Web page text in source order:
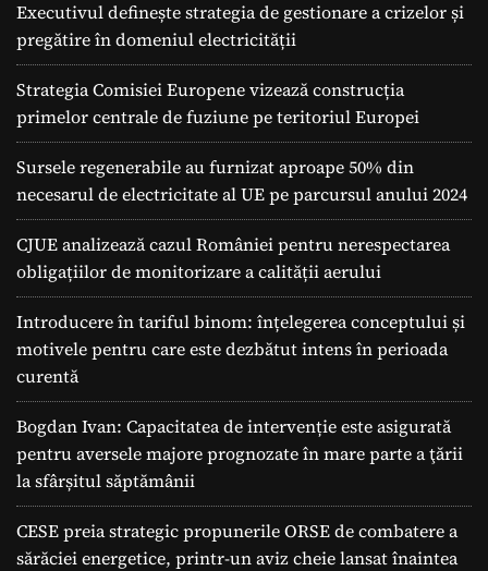
Executivul definește strategia de gestionare a crizelor și
pregătire în domeniul electricității
Strategia Comisiei Europene vizează construcția
primelor centrale de fuziune pe teritoriul Europei
Sursele regenerabile au furnizat aproape 50% din
necesarul de electricitate al UE pe parcursul anului 2024
CJUE analizează cazul României pentru nerespectarea
obligațiilor de monitorizare a calității aerului
Introducere în tariful binom: înțelegerea conceptului și
motivele pentru care este dezbătut intens în perioada
curentă
Bogdan Ivan: Capacitatea de intervenție este asigurată
pentru aversele majore prognozate în mare parte a ţării
la sfârșitul săptămânii
CESE preia strategic propunerile ORSE de combatere a
sărăciei energetice, printr-un aviz cheie lansat înaintea